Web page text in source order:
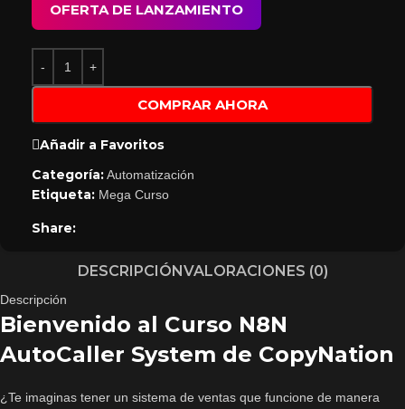
OFERTA DE LANZAMIENTO
COMPRAR AHORA
Añadir a Favoritos
Categoría:Automatización
Etiqueta: Mega Curso
Share:
DESCRIPCIÓNVALORACIONES (0)
Descripción
Bienvenido al Curso N8N
AutoCaller System de CopyNation
¿Te imaginas tener un sistema de ventas que funcione de manera